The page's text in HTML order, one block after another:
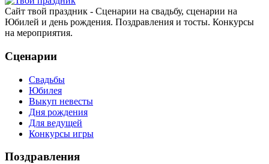
Сайт твой праздник - Сценарии на свадьбу, сценарии на
Юбилей и день рождения. Поздравления и тосты. Конкурсы
на мероприятия.
Сценарии
Свадьбы
Юбилея
Выкуп невесты
Дня рождения
Для ведущей
Конкурсы игры
Поздравления